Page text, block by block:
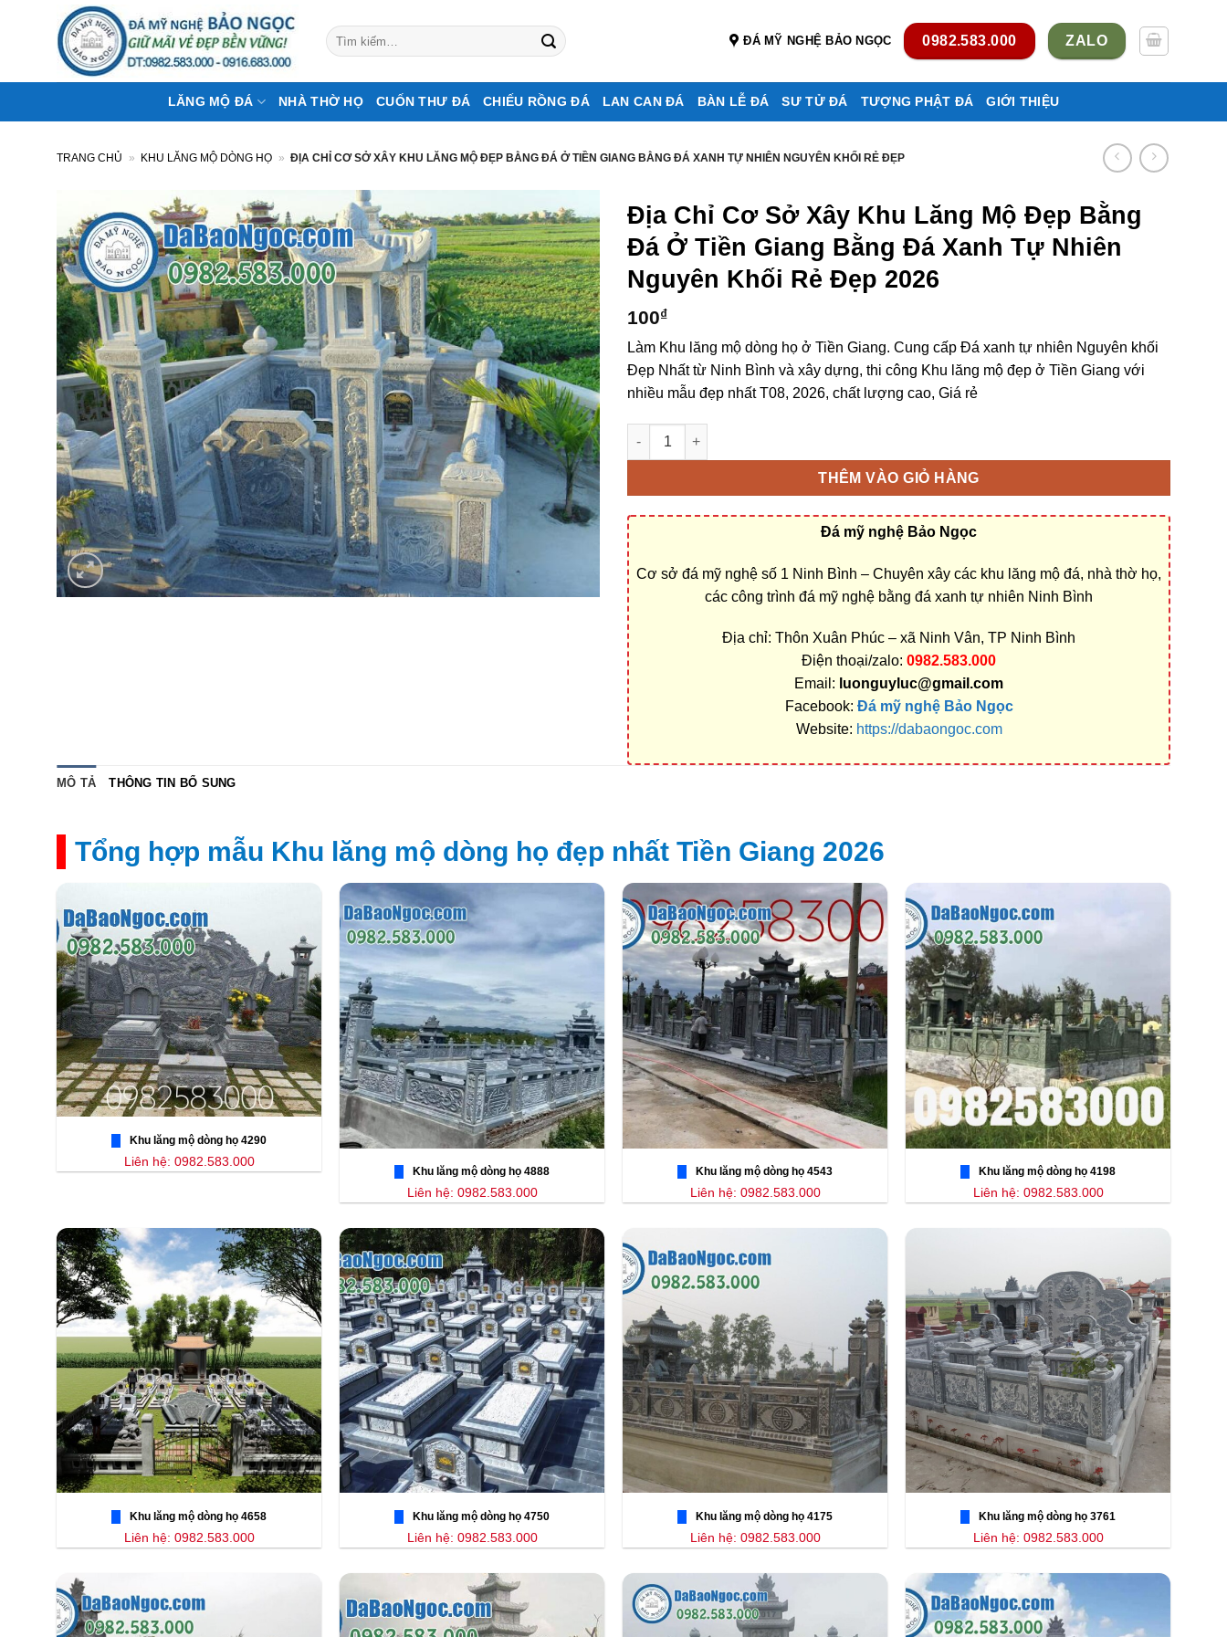
dung
Tìm
kiếm:
ĐÁ MỸ NGHỆ BẢO NGỌC 0982.583.000 ZALO
LĂNG MỘ ĐÁ NHÀ THỜ HỌ CUỐN THƯ ĐÁ CHIẾU RỒNG ĐÁ LAN CAN ĐÁ BÀN LỄ ĐÁ SƯ TỬ ĐÁ TƯỢNG PHẬT ĐÁ GIỚI THIỆU
TRANG CHỦ » KHU LĂNG MỘ DÒNG HỌ » ĐỊA CHỈ CƠ SỞ XÂY KHU LĂNG MỘ ĐẸP BẰNG ĐÁ Ở TIỀN GIANG BẰNG ĐÁ XANH TỰ NHIÊN NGUYÊN KHỐI RẺ ĐẸP
Địa Chỉ Cơ Sở Xây Khu Lăng Mộ Đẹp Bằng
Đá Ở Tiền Giang Bằng Đá Xanh Tự Nhiên
Nguyên Khối Rẻ Đẹp 2026
100₫
Làm Khu lăng mộ dòng họ ở Tiền Giang. Cung cấp Đá xanh tự nhiên Nguyên khối
Đẹp Nhất từ Ninh Bình và xây dựng, thi công Khu lăng mộ đẹp ở Tiền Giang với
nhiều mẫu đẹp nhất T08, 2026, chất lượng cao, Giá rẻ
Địa chỉ cơ sở xây Khu lăng mộ đẹp bằng đá ở Tiền Giang bằng Đá xanh tự nhiên Nguyên khối
THÊM VÀO GIỎ HÀNG
Đá mỹ nghệ Bảo Ngọc
Cơ sở đá mỹ nghệ số 1 Ninh Bình – Chuyên xây các khu lăng mộ đá, nhà thờ họ,
các công trình đá mỹ nghệ bằng đá xanh tự nhiên Ninh Bình
Địa chỉ: Thôn Xuân Phúc – xã Ninh Vân, TP Ninh Bình
Điện thoại/zalo: 0982.583.000
Email: luonguyluc@gmail.com
Facebook: Đá mỹ nghệ Bảo Ngọc
Website: https://dabaongoc.com
MÔ TẢ THÔNG TIN BỔ SUNG
Tổng hợp mẫu Khu lăng mộ dòng họ đẹp nhất Tiền Giang 2026
Khu lăng mộ dòng họ 4290
Liên hệ: 0982.583.000
Khu lăng mộ dòng họ 4888
Liên hệ: 0982.583.000
Khu lăng mộ dòng họ 4543
Liên hệ: 0982.583.000
Khu lăng mộ dòng họ 4198
Liên hệ: 0982.583.000
Khu lăng mộ dòng họ 4658
Liên hệ: 0982.583.000
Khu lăng mộ dòng họ 4750
Liên hệ: 0982.583.000
Khu lăng mộ dòng họ 4175
Liên hệ: 0982.583.000
Khu lăng mộ dòng họ 3761
Liên hệ: 0982.583.000